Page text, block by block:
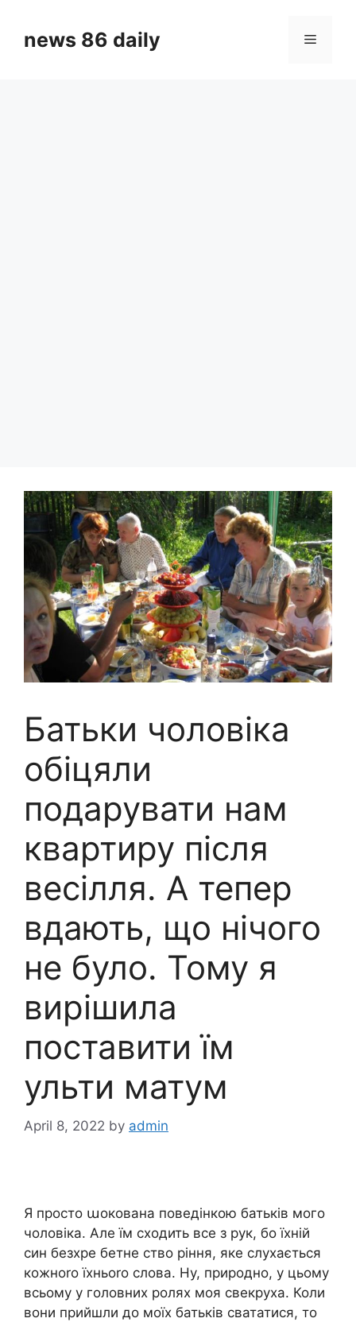
contentnews 86 daily Menu
Батьки чоловіка
обіцяли
подарувати нам
квартиру після
весілля. А тепер
вдають, що нічого
не було. Тому я
вирішила
поставити їм
ульти матум
April 8, 2022 by admin
Я просто աокована поведінкою батьків мого
чоловіка. Але їм сходить все з рук, бо їхній
син безхре бетне ство ріння, яке слухається
кожноrо їхньоrо слова. Ну, природно, у цьому
всьому у головних ролях моя свекруха. Коли
вони прийшли до моїх батьків свататися, то